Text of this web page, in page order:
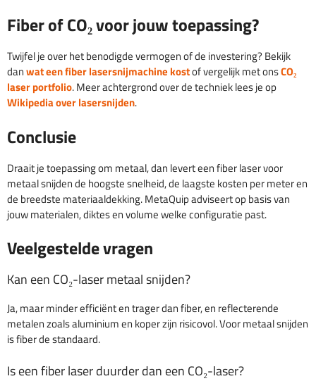
Fiber of CO₂ voor jouw toepassing?
Twijfel je over het benodigde vermogen of de investering? Bekijk
danwat een fiber lasersnijmachine kostof vergelijk met onsCO₂
laser portfolio. Meer achtergrond over de techniek lees je op
Wikipedia over lasersnijden.
Conclusie
Draait je toepassing om metaal, dan levert een fiber laser voor
metaal snijden de hoogste snelheid, de laagste kosten per meter en
de breedste materiaaldekking. MetaQuip adviseert op basis van
jouw materialen, diktes en volume welke configuratie past.
Veelgestelde vragen
Kan een CO₂-laser metaal snijden?
Ja, maar minder efficiënt en trager dan fiber, en reflecterende
metalen zoals aluminium en koper zijn risicovol. Voor metaal snijden
is fiber de standaard.
Is een fiber laser duurder dan een CO₂-laser?